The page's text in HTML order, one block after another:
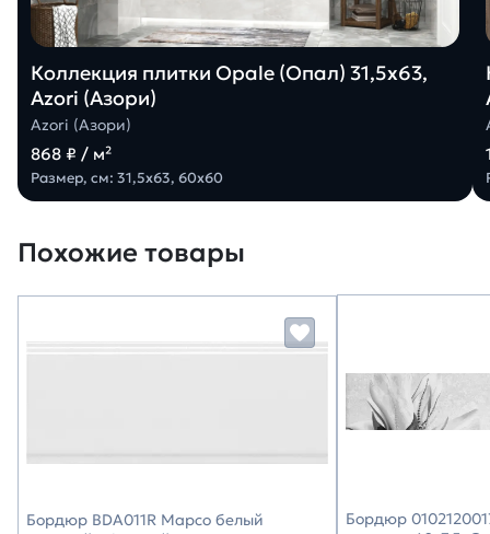
Коллекция плитки Opale (Опал) 31,5х63,
Azori (Азори)
Azori (Азори)
868 ₽ / м²
Размер, см: 31,5х63, 60х60
Похожие товары
Бордюр BDA011R Марсо белый
Бордюр